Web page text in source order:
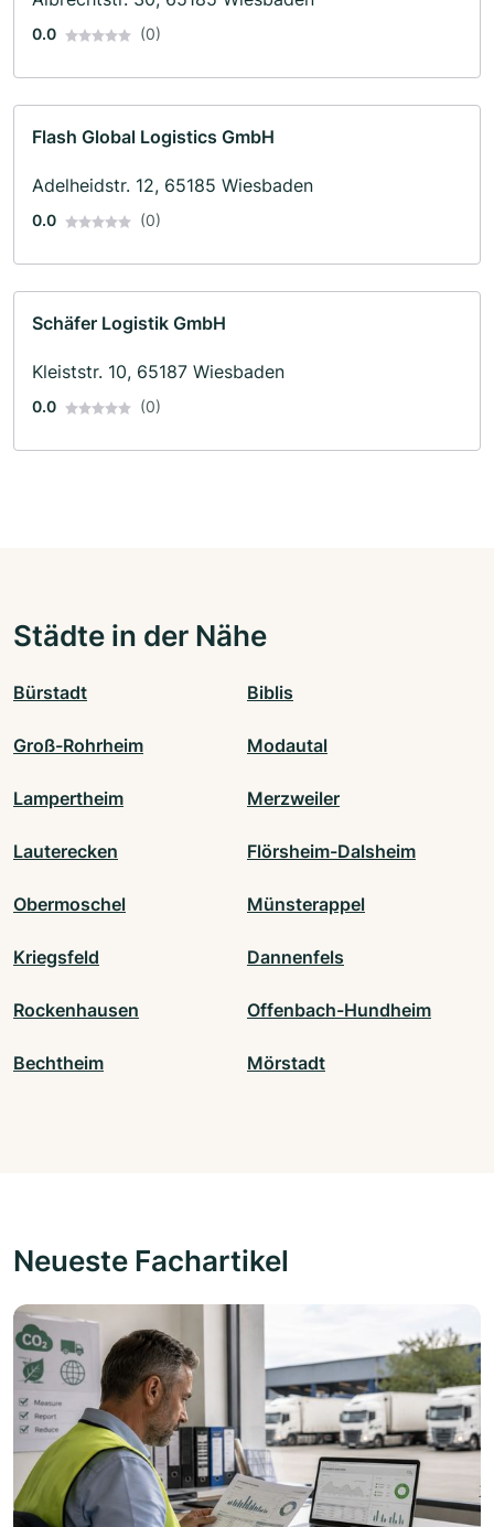
0.0 (0)
Flash Global Logistics GmbH
Adelheidstr. 12, 65185 Wiesbaden
0.0 (0)
Schäfer Logistik GmbH
Kleiststr. 10, 65187 Wiesbaden
0.0 (0)
Städte in der Nähe
Bürstadt Biblis
Groß-Rohrheim Modautal
Lampertheim Merzweiler
Lauterecken Flörsheim-Dalsheim
Obermoschel Münsterappel
Kriegsfeld Dannenfels
Rockenhausen Offenbach-Hundheim
Bechtheim Mörstadt
Neueste Fachartikel